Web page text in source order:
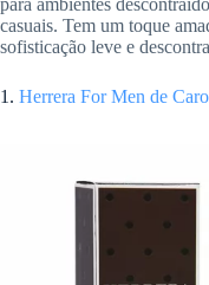
casuais. Tem um toque
sofisticação leve e
1. Herrera For Men de